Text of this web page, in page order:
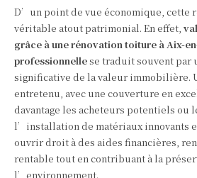
D’un point de vue économique, cette
véritable atout patrimonial. En effet,
grâce à une rénovation toiture à Aix-
professionnellese traduit souvent par
significative de la valeur immobilière.
entretenu, avec une couverture en
davantage les acheteurs potentiels ou
l’installation de matériaux innovants
ouvrir droit à des aides financières,
rentable tout en contribuant à la
l’environnement.